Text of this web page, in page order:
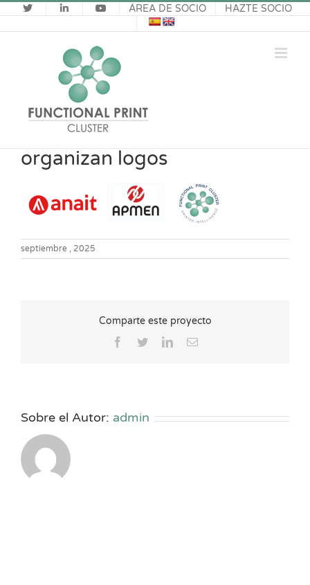
Saltar
al
contenido
ÁREA DE SOCIO HAZTE SOCIO
organizan logos
septiembre , 2025
Comparte este proyecto
Facebook
TwitterLinkedInCorreo
Sobre el Autor: admin